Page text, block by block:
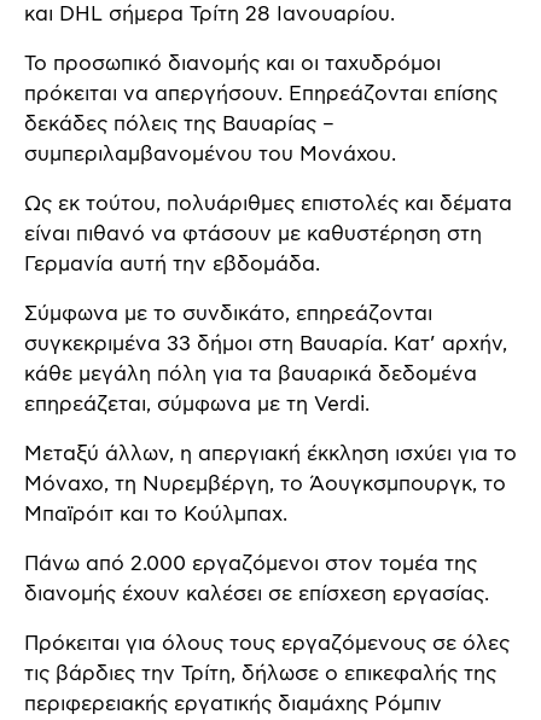
και DHL σήμερα Τρίτη 28 Ιανουαρίου.
Το προσωπικό διανομής και οι ταχυδρόμοι
πρόκειται να απεργήσουν. Επηρεάζονται επίσης
δεκάδες πόλεις της Βαυαρίας –
συμπεριλαμβανομένου του Μονάχου.
Ως εκ τούτου, πολυάριθμες επιστολές και δέματα
είναι πιθανό να φτάσουν με καθυστέρηση στη
Γερμανία αυτή την εβδομάδα.
Σύμφωνα με το συνδικάτο, επηρεάζονται
συγκεκριμένα 33 δήμοι στη Βαυαρία. Κατ’ αρχήν,
κάθε μεγάλη πόλη για τα βαυαρικά δεδομένα
επηρεάζεται, σύμφωνα με τη Verdi.
Μεταξύ άλλων, η απεργιακή έκκληση ισχύει για το
Μόναχο, τη Νυρεμβέργη, το Άουγκσμπουργκ, το
Μπαϊρόιτ και το Κούλμπαχ.
Πάνω από 2.000 εργαζόμενοι στον τομέα της
διανομής έχουν καλέσει σε επίσχεση εργασίας.
Πρόκειται για όλους τους εργαζόμενους σε όλες
τις βάρδιες την Τρίτη, δήλωσε ο επικεφαλής της
περιφερειακής εργατικής διαμάχης Ρόμπιν